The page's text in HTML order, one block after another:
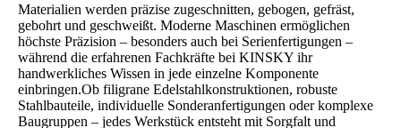
Materialien werden präzise zugeschnitten, gebogen, gefräst,
gebohrt und geschweißt. Moderne Maschinen ermöglichen
höchste Präzision – besonders auch bei Serienfertigungen –
während die erfahrenen Fachkräfte bei KINSKY ihr
handwerkliches Wissen in jede einzelne Komponente
einbringen.Ob filigrane Edelstahlkonstruktionen, robuste
Stahlbauteile, individuelle Sonderanfertigungen oder komplexe
Baugruppen – jedes Werkstück entsteht mit Sorgfalt und